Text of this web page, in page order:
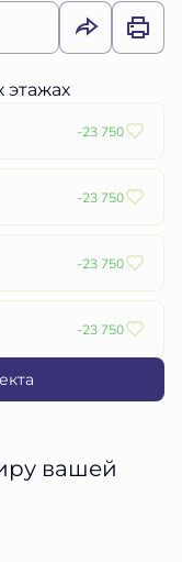
этажах
-23 750
-23 750
-23 750
-23 750
вашей